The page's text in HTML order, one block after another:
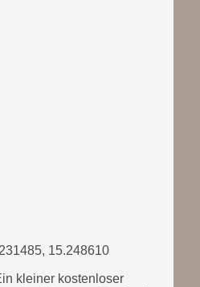
15.248610
kleiner kostenloser